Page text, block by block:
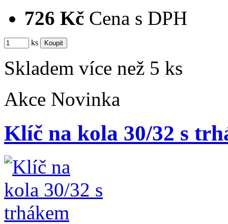
726 Kč Cena s DPH
ks
Skladem více než 5 ks
Akce Novinka
Klíč na kola 30/32 s